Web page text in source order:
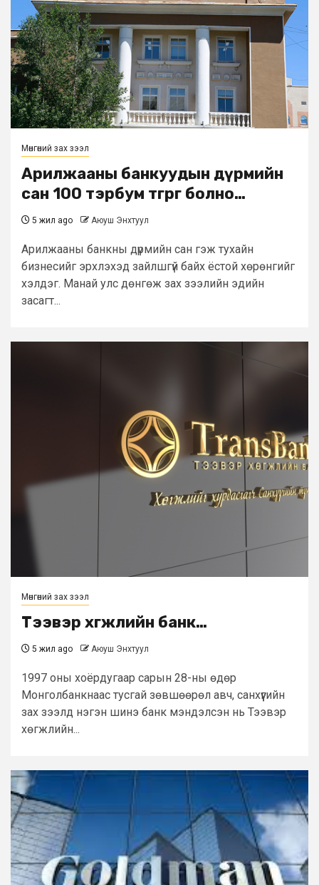
Мөнгөний зах зээл
Арилжааны банкуудын дүрмийн
сан 100 тэрбум төгрөг болно…
5 жил ago Аюуш Энхтуул
Арилжааны банкны дүрмийн сан гэж тухайн
бизнесийг эрхлэхэд зайлшгүй байх ёстой хөрөнгийг
хэлдэг. Манай улс дөнгөж зах зээлийн эдийн
засагт...
Мөнгөний зах зээл
Тээвэр хөгжлийн банк…
5 жил ago Аюуш Энхтуул
1997 оны хоёрдугаар сарын 28-ны өдөр
Монголбанкнаас тусгай зөвшөөрөл авч, санхүүгийн
зах зээлд нэгэн шинэ банк мэндэлсэн нь Тээвэр
хөгжлийн...